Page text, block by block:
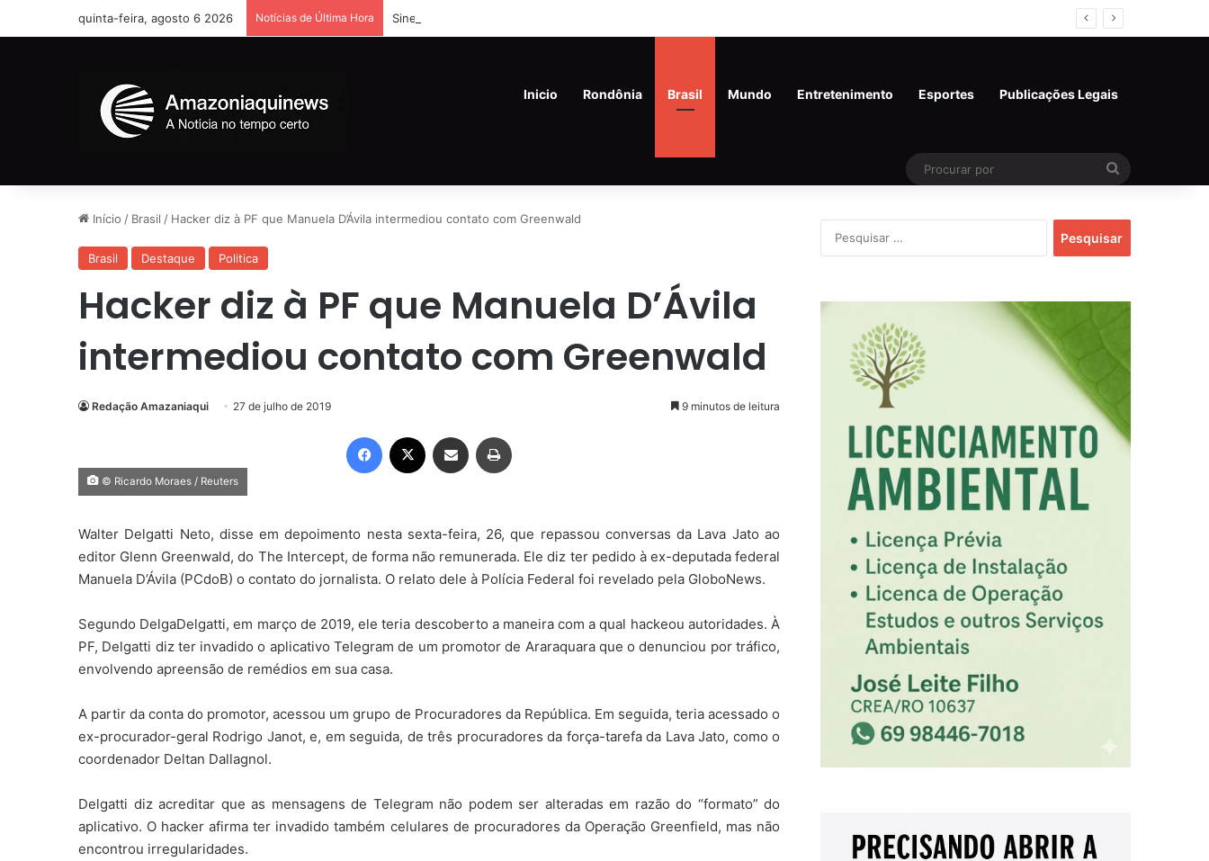
quinta-feira, agosto 6 2026 Notícias de Última Hora Sine Porto Velho oferece oportunidades de emprego nesta quinta-feira (6)
Inicio Rondônia Brasil Mundo Entretenimento Esportes Publicações Legais
Procurar
Início / Brasil / Hacker diz à PF que Manuela D’Ávila intermediou contato com Greenwald
Brasil Destaque Politica
Hacker diz à PF que Manuela D’Ávila
intermediou contato com Greenwald
Redação Amazaniaqui 27 de julho de 2019 9 minutos de leitura
Facebook Compartilhar via e-mail
© Ricardo Moraes / Reuters
Walter Delgatti Neto, disse em depoimento nesta sexta-feira, 26, que repassou conversas da Lava Jato ao
editor Glenn Greenwald, do The Intercept, de forma não remunerada. Ele diz ter pedido à ex-deputada federal
Manuela D’Ávila (PCdoB) o contato do jornalista. O relato dele à Polícia Federal foi revelado pela GloboNews.
Segundo DelgaDelgatti, em março de 2019, ele teria descoberto a maneira com a qual hackeou autoridades. À
PF, Delgatti diz ter invadido o aplicativo Telegram de um promotor de Araraquara que o denunciou por tráfico,
envolvendo apreensão de remédios em sua casa.
A partir da conta do promotor, acessou um grupo de Procuradores da República. Em seguida, teria acessado o
ex-procurador-geral Rodrigo Janot, e, em seguida, de três procuradores da força-tarefa da Lava Jato, como o
coordenador Deltan Dallagnol.
Delgatti diz acreditar que as mensagens de Telegram não podem ser alteradas em razão do “formato” do
aplicativo. O hacker afirma ter invadido também celulares de procuradores da Operação Greenfield, mas não
encontrou irregularidades.
por: